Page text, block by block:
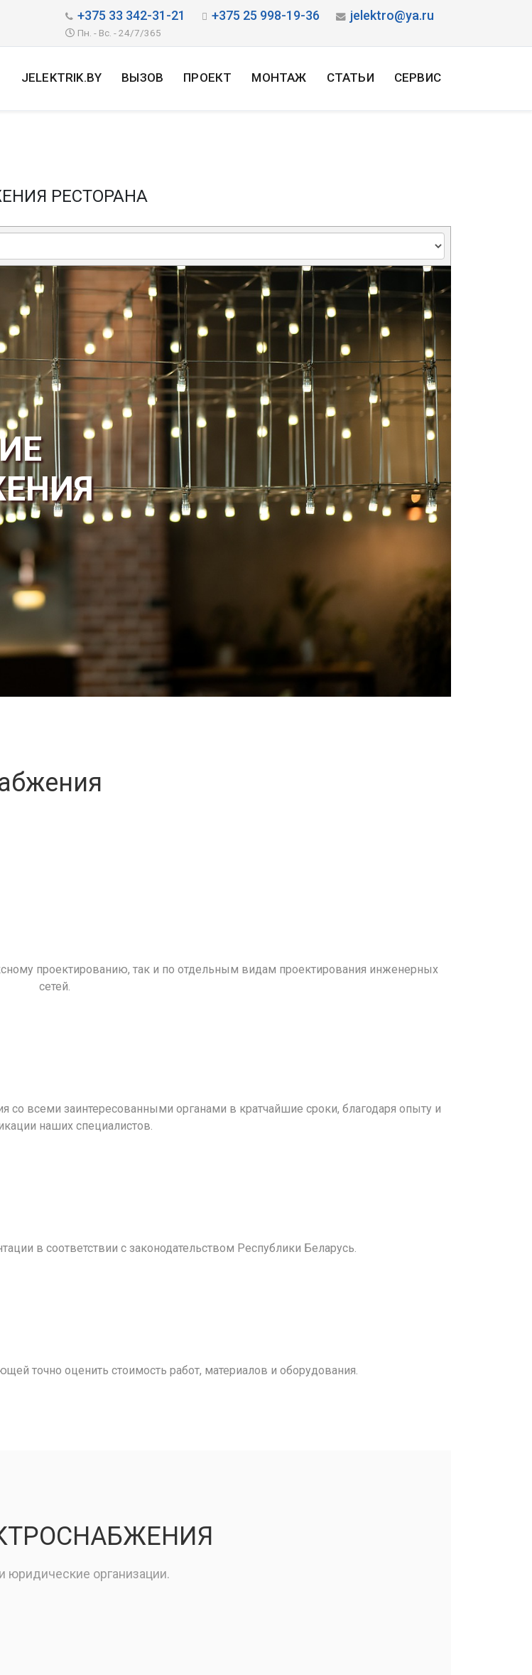
+375 33 342-31-21 +375 25 998-19-36 jelektro@ya.ru
Пн. - Вс. - 24/7/365
JELEKTRIK.BY ВЫЗОВ ПРОЕКТ МОНТАЖ СТАТЬИ СЕРВИС
РЕСТОРАНА
проектированию, так и по отдельным видам проектирования инженерных
сетей.
со всеми заинтересованными органами в кратчайшие сроки, благодаря опыту и
наших специалистов.
в соответствии с законодательством Республики Беларусь.
точно оценить стоимость работ, материалов и оборудования.
юридические организации.